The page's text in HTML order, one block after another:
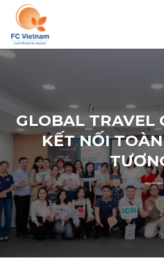
Chuyển
đến
nội
dung
GLOBAL TRAVEL
KẾT NỐI